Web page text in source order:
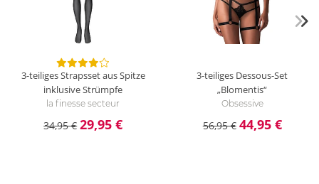
3-teiliges Strapsset aus Spitze
inklusive Strümpfe
la finesse secteur
34,95 € 29,95 €
3-teiliges Dessous-Set
„Blomentis“
Obsessive
56,95 € 44,95 €